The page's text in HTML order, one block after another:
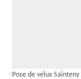
Pose de velux Sainteny